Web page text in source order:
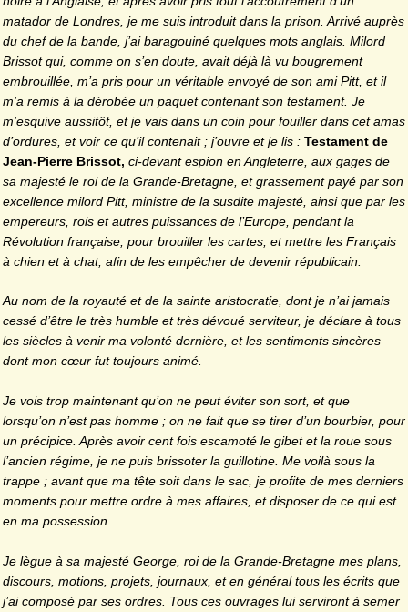
matador de Londres, je me suis introduit dans la prison. Arrivé auprès
du chef de la bande, j’ai baragouiné quelques mots anglais. Milord
Brissot qui, comme on s’en doute, avait déjà là vu bougrement
embrouillée, m’a pris pour un véritable envoyé de son ami Pitt, et il
m’a remis à la dérobée un paquet contenant son testament. Je
m’esquive aussitôt, et je vais dans un coin pour fouiller dans cet amas
d’ordures, et voir ce qu’il contenait ; j’ouvre et je lis : Testament de
Jean-Pierre Brissot, ci-devant espion en Angleterre, aux gages de
sa majesté le roi de la Grande-Bretagne, et grassement payé par son
excellence milord Pitt, ministre de la susdite majesté, ainsi que par les
empereurs, rois et autres puissances de l’Europe, pendant la
Révolution française, pour brouiller les cartes, et mettre les Français
à chien et à chat, afin de les empêcher de devenir républicain.
Au nom de la royauté et de la sainte aristocratie, dont je n’ai jamais
cessé d’être le très humble et très dévoué serviteur, je déclare à tous
les siècles à venir ma volonté dernière, et les sentiments sincères
dont mon cœur fut toujours animé.
Je vois trop maintenant qu’on ne peut éviter son sort, et que
lorsqu’on n’est pas homme ; on ne fait que se tirer d’un bourbier, pour
un précipice. Après avoir cent fois escamoté le gibet et la roue sous
l’ancien régime, je ne puis brissoter la guillotine. Me voilà sous la
trappe ; avant que ma tête soit dans le sac, je profite de mes derniers
moments pour mettre ordre à mes affaires, et disposer de ce qui est
en ma possession.
Je lègue à sa majesté George, roi de la Grande-Bretagne mes plans,
discours, motions, projets, journaux, et en général tous les écrits que
j’ai composé par ses ordres. Tous ces ouvrages lui serviront à semer